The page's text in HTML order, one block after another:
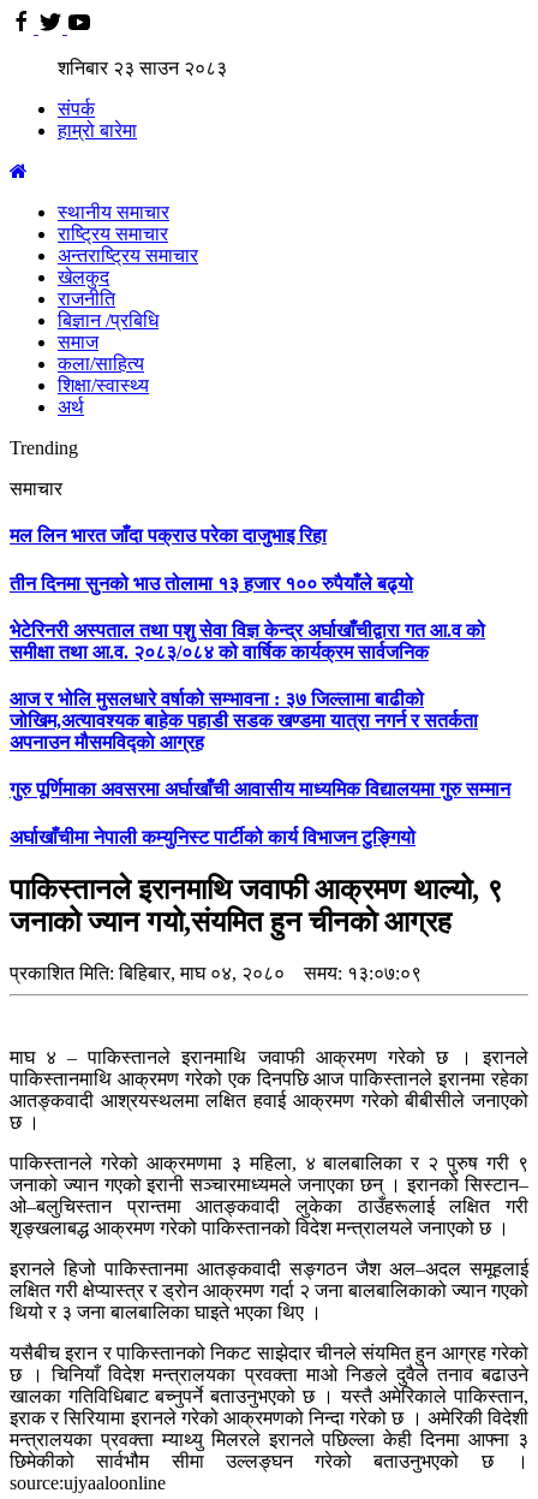
शनिबार २३साउन २०८३
संपर्क
हाम्रो बारेमा
स्थानीय समाचार
राष्ट्रिय समाचार
अन्तराष्ट्रिय समाचार
खेलकुद
राजनीति
बिज्ञान /प्रबिधि
समाज
कला/साहित्य
शिक्षा/स्वास्थ्य
अर्थ
Trending
समाचार
मल लिन भारत जाँदा पक्राउ परेका दाजुभाइ रिहा
तीन दिनमा सुनको भाउ तोलामा १३ हजार १०० रुपैयाँले बढ्यो
भेटेरिनरी अस्पताल तथा पशु सेवा विज्ञ केन्द्र अर्घाखाँचीद्वारा गत आ.व को
समीक्षा तथा आ.व. २०८३/०८४ को वार्षिक कार्यक्रम सार्वजनिक
आज र भोलि मुसलधारे वर्षाको सम्भावना : ३७ जिल्लामा बाढीको
जोखिम,अत्यावश्यक बाहेक पहाडी सडक खण्डमा यात्रा नगर्न र सतर्कता
अपनाउन मौसमविद्काे आग्रह
गुरु पूर्णिमाका अवसरमा अर्घाखाँची आवासीय माध्यमिक विद्यालयमा गुरु सम्मान
अर्घाखाँचीमा नेपाली कम्युनिस्ट पार्टीको कार्य विभाजन टुङ्गियो
पाकिस्तानले इरानमाथि जवाफी आक्रमण थाल्यो, ९
जनाको ज्यान गयो,संयमित हुन चीनकाे आग्रह
प्रकाशित मिति:बिहिबार, माघ ०४, २०८० समय: १३:०७:०९
माघ ४ – पाकिस्तानले इरानमाथि जवाफी आक्रमण गरेको छ । इरानले
पाकिस्तानमाथि आक्रमण गरेको एक दिनपछि आज पाकिस्तानले इरानमा रहेका
आतङ्कवादी आश्रयस्थलमा लक्षित हवाई आक्रमण गरेको बीबीसीले जनाएको
छ ।
पाकिस्तानले गरेको आक्रमणमा ३ महिला, ४ बालबालिका र २ पुरुष गरी ९
जनाको ज्यान गएको इरानी सञ्चारमाध्यमले जनाएका छन् । इरानको सिस्टान–
ओ–बलुचिस्तान प्रान्तमा आतङ्कवादी लुकेका ठाउँहरूलाई लक्षित गरी
शृङ्खलाबद्ध आक्रमण गरेको पाकिस्तानको विदेश मन्त्रालयले जनाएको छ ।
इरानले हिजो पाकिस्तानमा आतङ्कवादी सङ्गठन जैश अल–अदल समूहलाई
लक्षित गरी क्षेप्यास्त्र र ड्रोन आक्रमण गर्दा २ जना बालबालिकाको ज्यान गएको
थियो र ३ जना बालबालिका घाइते भएका थिए ।
यसैबीच इरान र पाकिस्तानको निकट साझेदार चीनले संयमित हुन आग्रह गरेको
छ । चिनियाँ विदेश मन्त्रालयका प्रवक्ता माओ निङले दुवैले तनाव बढाउने
खालका गतिविधिबाट बच्नुपर्ने बताउनुभएको छ । यस्तै अमेरिकाले पाकिस्तान,
इराक र सिरियामा इरानले गरेको आक्रमणको निन्दा गरेको छ । अमेरिकी विदेशी
मन्त्रालयका प्रवक्ता म्याथ्यु मिलरले इरानले पछिल्ला केही दिनमा आफ्ना ३
छिमेकीको सार्वभौम सीमा उल्लङ्घन गरेको बताउनुभएको छ ।
source:ujyaaloonline